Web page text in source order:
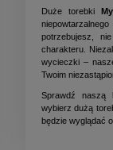
Duże torebki
potrzebujesz,
charakteru.
wycieczki –
Twoim
Sprawdź naszą
wybierz dużą
będzie wyglądać